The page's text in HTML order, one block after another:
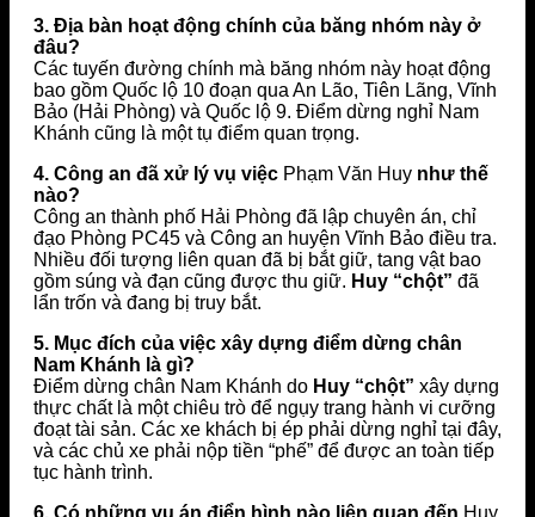
3. Địa bàn hoạt động chính của băng nhóm này ở
đâu?
Các tuyến đường chính mà băng nhóm này hoạt động
bao gồm Quốc lộ 10 đoạn qua An Lão, Tiên Lãng, Vĩnh
Bảo (Hải Phòng) và Quốc lộ 9. Điểm dừng nghỉ Nam
Khánh cũng là một tụ điểm quan trọng.
4. Công an đã xử lý vụ việc Phạm Văn Huy như thế
nào?
Công an thành phố Hải Phòng đã lập chuyên án, chỉ
đạo Phòng PC45 và Công an huyện Vĩnh Bảo điều tra.
Nhiều đối tượng liên quan đã bị bắt giữ, tang vật bao
gồm súng và đạn cũng được thu giữ. Huy “chột” đã
lẩn trốn và đang bị truy bắt.
5. Mục đích của việc xây dựng điểm dừng chân
Nam Khánh là gì?
Điểm dừng chân Nam Khánh do Huy “chột” xây dựng
thực chất là một chiêu trò để ngụy trang hành vi cưỡng
đoạt tài sản. Các xe khách bị ép phải dừng nghỉ tại đây,
và các chủ xe phải nộp tiền “phế” để được an toàn tiếp
tục hành trình.